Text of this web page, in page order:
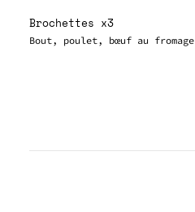
Brochettes x3
Bout, poulet, bœuf au fromage